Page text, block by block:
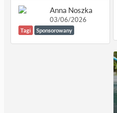
Anna Noszka
03/06/2026
Tagi Sponsorowany